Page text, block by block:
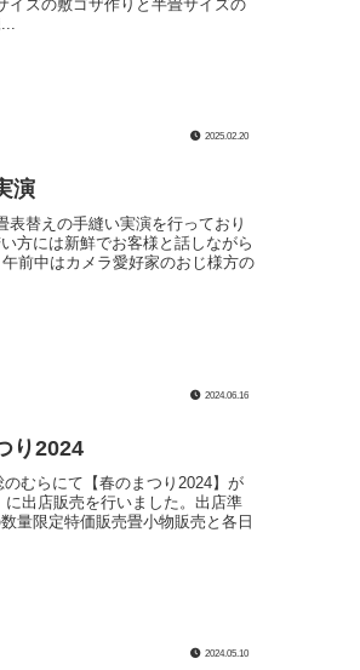
イズの敷ゴザ作りと半畳サイズの
2025.02.20
演
替えの手縫い実演を行っており
方には新鮮でお客様と話しながら
前中はカメラ愛好家のおじ様方の
2024.06.16
り2024
むらにて【春のまつり2024】が
出店販売を行いました。出店準
量限定特価販売畳小物販売と各日
2024.05.10